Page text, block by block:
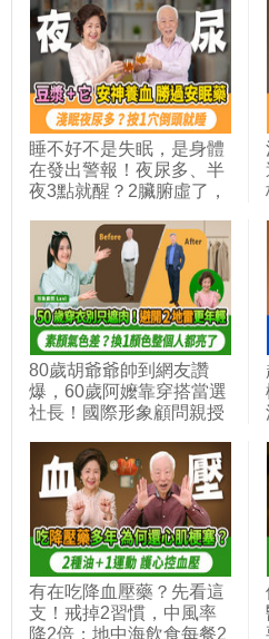
部位別丟，降血壓穩血糖
利尿消腫。它是水腫瘦身
的好朋友，比玉米熱量少
3倍｜胡乃文開講
Dr.HU_330
睡不好不是失眠，是身體
在發出警報！夜尿多、半
夜3點就醒？2臟腑虛了，
早餐豆漿這個味，按2穴
＋搓腰1處，喝安神止煩
湯，一夜好眠不靠吃藥｜
胡乃文開講_352
80歲胡爺爺帥到網友讚
爆，60歲阿嬤靠穿搭當選
社長！國際形象顧問親授
避開這3件事，讓你顯老
又窮酸！1招教你分辨冷
暖膚色｜胡乃文開講 ft. 形
象顧問 Lavi_347
有在吃降血壓藥？先看這
支！戒掉2習慣，中風率
降2倍；地中海飲食每餐2